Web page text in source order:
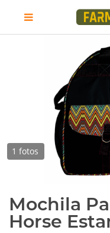
1 fotos
Mochila
Horse